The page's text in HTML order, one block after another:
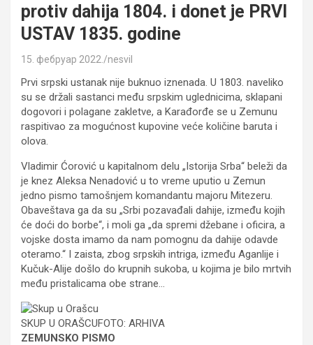
protiv dahija 1804. i donet je PRVI
USTAV 1835. godine
15. фебруар 2022. nesvil
Prvi srpski ustanak nije buknuo iznenada. U 1803. naveliko
su se držali sastanci među srpskim uglednicima, sklapani
dogovori i polagane zakletve, a Karađorđe se u Zemunu
raspitivao za mogućnost kupovine veće količine baruta i
olova.
Vladimir Ćorović u kapitalnom delu „Istorija Srba“ beleži da
je knez Aleksa Nenadović u to vreme uputio u Zemun
jedno pismo tamošnjem komandantu majoru Mitezeru.
Obaveštava ga da su „Srbi pozavađali dahije, između kojih
će doći do borbe“, i moli ga „da spremi džebane i oficira, a
vojske dosta imamo da nam pomognu da dahije odavde
oteramo.“ I zaista, zbog srpskih intriga, između Aganlije i
Kučuk-Alije došlo do krupnih sukoba, u kojima je bilo mrtvih
među pristalicama obe strane…
SKUP U ORAŠCUFOTO: ARHIVA
ZEMUNSKO PISMO